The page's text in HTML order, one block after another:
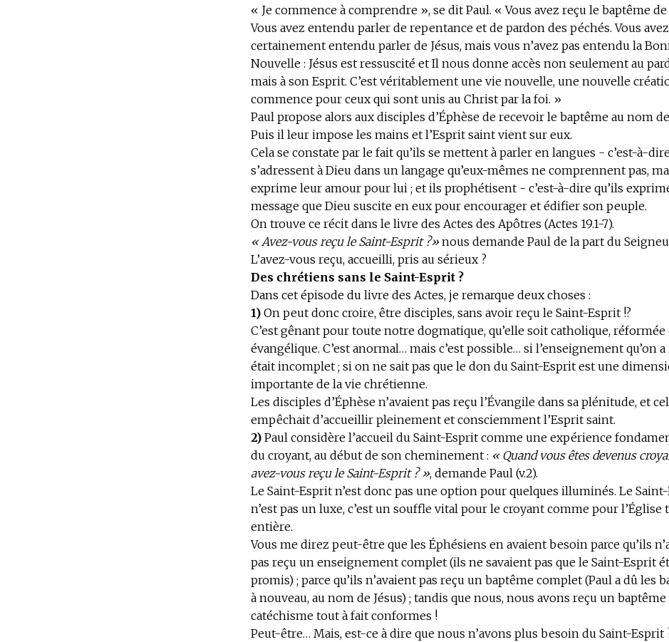
« Je commence à comprendre », se dit Paul. « Vous avez reçu le baptême de
Vous avez entendu parler de repentance et de pardon des péchés. Vous avez
certainement entendu parler de Jésus, mais vous n’avez pas entendu la
Nouvelle : Jésus est ressuscité et Il nous donne accès non seulement au
mais à son Esprit. C’est véritablement une vie nouvelle, une nouvelle
commence pour ceux qui sont unis au Christ par la foi. »
Paul propose alors aux disciples d’Éphèse de recevoir le baptême au nom de
Puis il leur impose les mains et l’Esprit saint vient sur eux.
Cela se constate par le fait qu’ils se mettent à parler en langues - c’est-à-
s’adressent à Dieu dans un langage qu’eux-mêmes ne comprennent pas,
exprime leur amour pour lui ; et ils prophétisent - c’est-à-dire qu’ils
message que Dieu suscite en eux pour encourager et édifier son peuple.
On trouve ce récit dans le livre des Actes des Apôtres (Actes 19.1-7).
« Avez-vous reçu le Saint-Esprit ?» nous demande Paul de la part du
L’avez-vous reçu, accueilli, pris au sérieux ?
Des chrétiens sans le Saint-Esprit ?
Dans cet épisode du livre des Actes, je remarque deux choses :
1) On peut donc croire, être disciples, sans avoir reçu le Saint-Esprit !?
C’est gênant pour toute notre dogmatique, qu’elle soit catholique, réformée
évangélique. C’est anormal… mais c’est possible… si l’enseignement qu’on a
était incomplet ; si on ne sait pas que le don du Saint-Esprit est une
importante de la vie chrétienne.
Les disciples d’Éphèse n’avaient pas reçu l’Évangile dans sa plénitude, et
empêchait d’accueillir pleinement et consciemment l’Esprit saint.
2) Paul considère l’accueil du Saint-Esprit comme une expérience
du croyant, au début de son cheminement : « Quand vous êtes devenus
avez-vous reçu le Saint-Esprit ? », demande Paul (v.2).
Le Saint-Esprit n’est donc pas une option pour quelques illuminés. Le
n’est pas un luxe, c’est un souffle vital pour le croyant comme pour l’Église
entière.
Vous me direz peut-être que les Éphésiens en avaient besoin parce qu’ils
pas reçu un enseignement complet (ils ne savaient pas que le Saint-Esprit
promis) ; parce qu’ils n’avaient pas reçu un baptême complet (Paul a dû les
à nouveau, au nom de Jésus) ; tandis que nous, nous avons reçu un
catéchisme tout à fait conformes !
Peut-être… Mais, est-ce à dire que nous n’avons plus besoin du Saint-Esprit